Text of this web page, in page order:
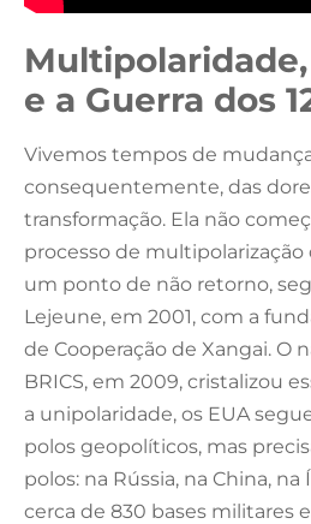
e a Guerra dos
Vivemos tempos de
consequentemente, das
transformação. Ela não
processo de
um ponto de não retorno,
Lejeune, em 2001, com a
de Cooperação de Xangai. O
BRICS, em 2009, cristalizou
a unipolaridade, os EUA
polos geopolíticos, mas
polos: na Rússia, na China, na
cerca de 830 bases militares